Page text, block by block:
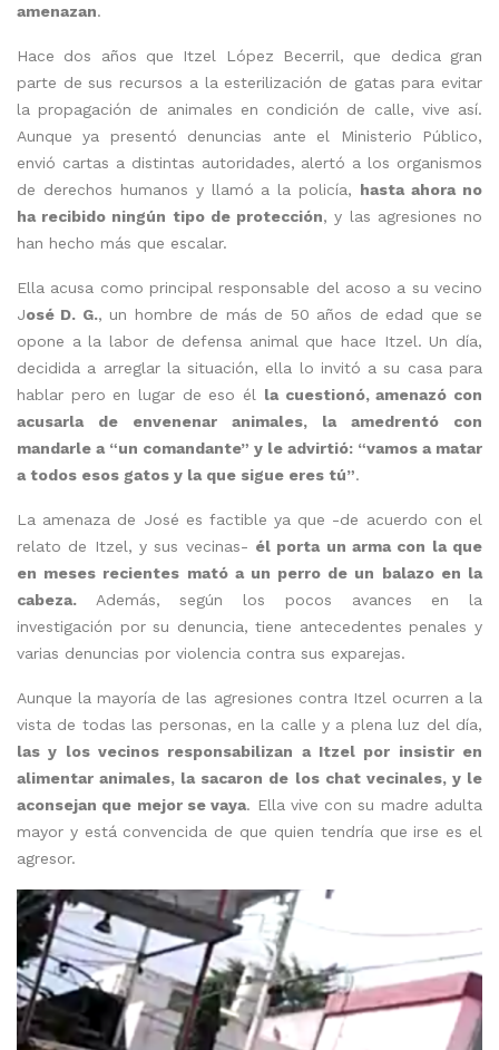
amenazan.
Hace dos años que Itzel López Becerril, que dedica gran
parte de sus recursos a la esterilización de gatas para evitar
la propagación de animales en condición de calle, vive así.
Aunque ya presentó denuncias ante el Ministerio Público,
envió cartas a distintas autoridades, alertó a los organismos
de derechos humanos y llamó a la policía, hasta ahora no
ha recibido ningún tipo de protección, y las agresiones no
han hecho más que escalar.
Ella acusa como principal responsable del acoso a su vecino
José D. G., un hombre de más de 50 años de edad que se
opone a la labor de defensa animal que hace Itzel. Un día,
decidida a arreglar la situación, ella lo invitó a su casa para
hablar pero en lugar de eso él la cuestionó, amenazó con
acusarla de envenenar animales, la amedrentó con
mandarle a “un comandante” y le advirtió: “vamos a matar
a todos esos gatos y la que sigue eres tú”.
La amenaza de José es factible ya que -de acuerdo con el
relato de Itzel, y sus vecinas- él porta un arma con la que
en meses recientes mató a un perro de un balazo en la
cabeza. Además, según los pocos avances en la
investigación por su denuncia, tiene antecedentes penales y
varias denuncias por violencia contra sus exparejas.
Aunque la mayoría de las agresiones contra Itzel ocurren a la
vista de todas las personas, en la calle y a plena luz del día,
las y los vecinos responsabilizan a Itzel por insistir en
alimentar animales, la sacaron de los chat vecinales, y le
aconsejan que mejor se vaya. Ella vive con su madre adulta
mayor y está convencida de que quien tendría que irse es el
agresor.